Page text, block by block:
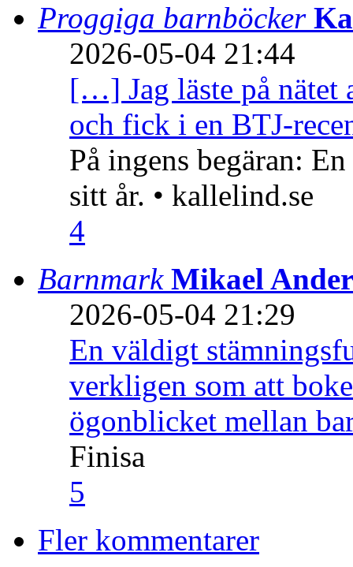
Proggiga barnböcker
2026-05-04 21:44
[…] Jag läste på nätet
och fick i en BTJ-
På ingens begäran:
sitt år. • kallelind.se
4
Barnmark Mikael
2026-05-04 21:29
En väldigt
verkligen som att
ögonblicket mellan
Finisa
5
Fler kommentarer